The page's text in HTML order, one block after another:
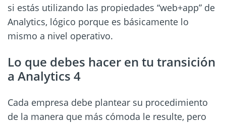
si estás utilizando las propiedades “web+app” de
Analytics, lógico porque es básicamente lo
mismo a nivel operativo.
Lo que debes hacer en tu transición
a Analytics 4
Cada empresa debe plantear su procedimiento
de la manera que más cómoda le resulte, pero